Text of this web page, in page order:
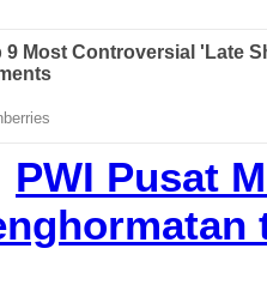
PWI Pusat